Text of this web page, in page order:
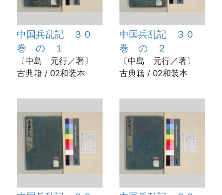
中国兵乱記 ３０
巻 の １
〔中島 元行／著〕
古典籍 / 02和装本
中国兵乱記 ３０
巻 の ２
〔中島 元行／著〕
古典籍 / 02和装本